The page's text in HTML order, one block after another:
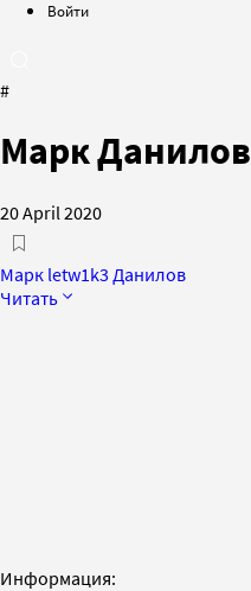
Войти
#
Марк Данилов
20 April 2020
Марк letw1k3 Данилов
Читать
Информация: